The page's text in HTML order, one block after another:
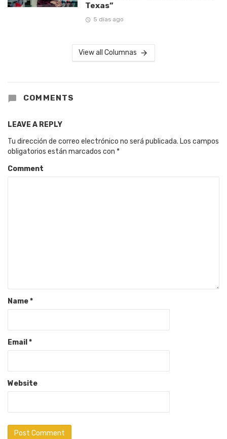
Texas”
5 días ago
View all Columnas
COMMENTS
LEAVE A REPLY
Tu dirección de correo electrónico no será publicada. Los campos
obligatorios están marcados con *
Comment
Name*
Email *
Website